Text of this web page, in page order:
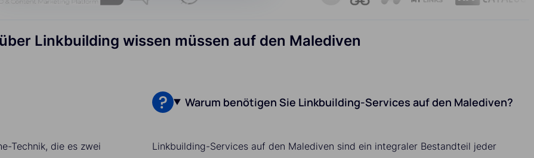
Linkbuilding wissen müssen auf den Malediven
Technik, die es zwei
Warum benötigen Sie Linkbuilding-Services auf den Malediven?
Linkbuilding-Services auf den Malediven sind ein integraler Bestandteil jeder